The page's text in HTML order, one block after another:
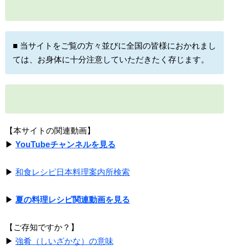
■ 当サイトをご覧の方々並びに全国の皆様におかれまし
ては、お身体に十分注意していただきたく存じます。
【本サイトの関連動画】
▶ YouTubeチャンネルを見る
▶ 和食レシピ日本料理案内所検索
▶ 夏の料理レシピ関連動画を見る
【ご存知ですか？】
▶ 強肴（しいざかな）の意味